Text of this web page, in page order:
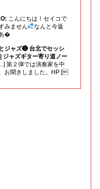
こんにちは！セイコで
みません
なんと今返
�
ジャズ❸ 台北でセッシ
ジャズギター寄り道ノー
第２弾では演奏家を中
お聞きしました。HP [